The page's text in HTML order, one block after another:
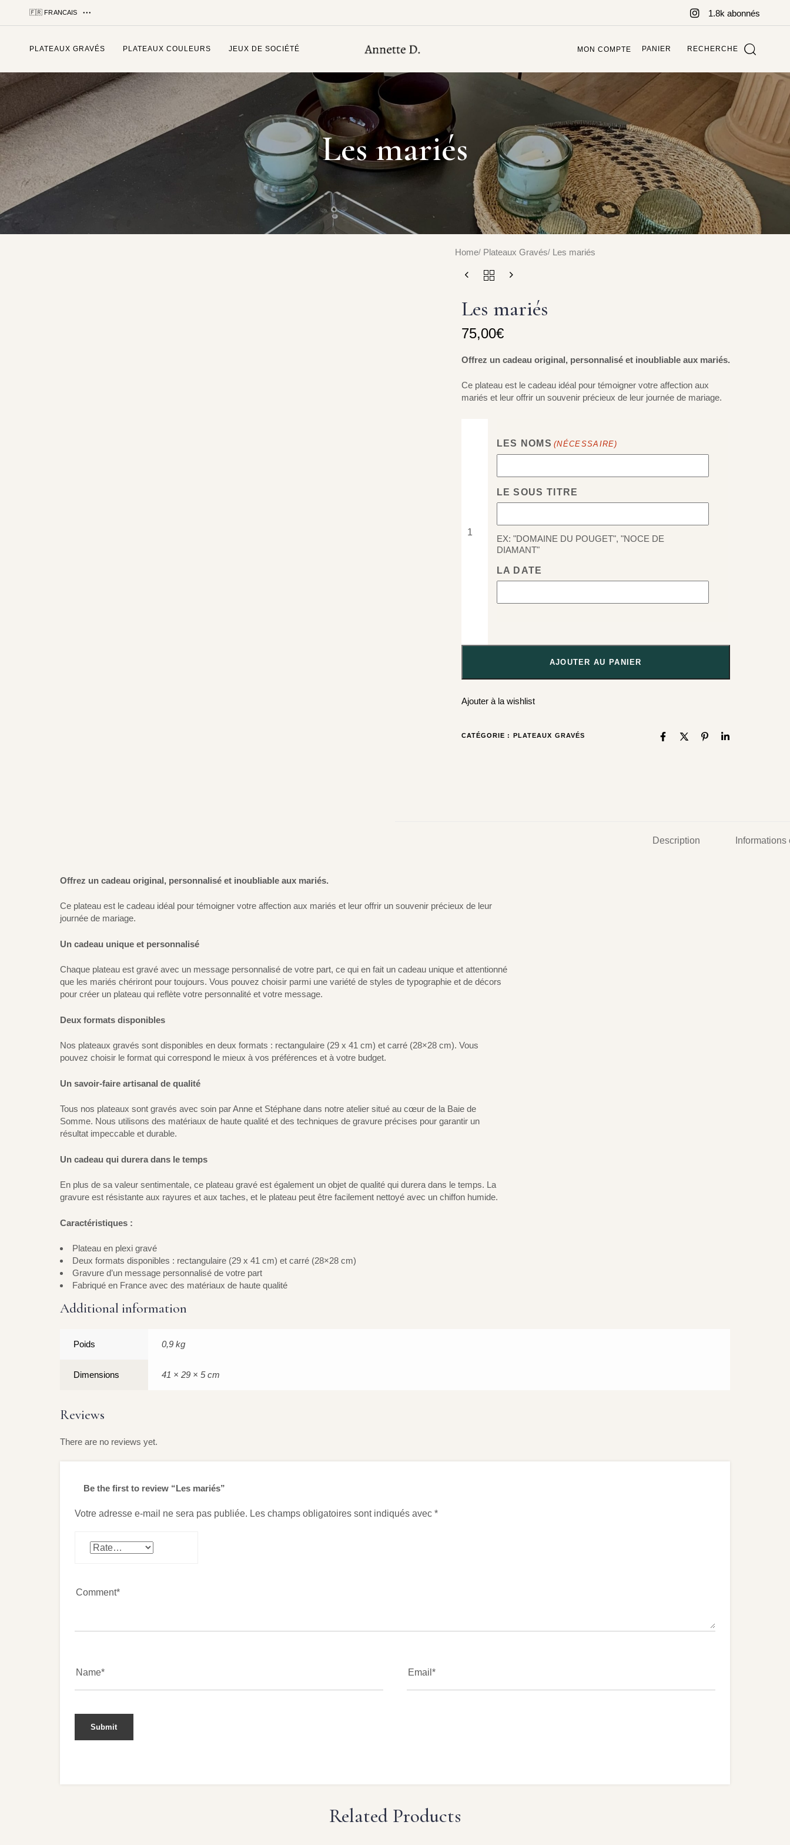
🇫🇷 FRANCAIS 1.8k abonnés
PLATEAUX GRAVÉS PLATEAUX COULEURS JEUX DE SOCIÉTÉ MON COMPTE PANIER RECHERCHE
Tapez et appuyez sur entrée
Les mariés
Home Plateaux Gravés Les mariés
Les mariés
75,00€
Offrez un cadeau original, personnalisé et inoubliable aux mariés.
Ce plateau est le cadeau idéal pour témoigner votre affection aux
mariés et leur offrir un souvenir précieux de leur journée de mariage.
LES NOMS (NÉCESSAIRE)
LE SOUS TITRE
EX: "DOMAINE DU POUGET", "NOCE DE
DIAMANT"
LA DATE
AJOUTER AU PANIER
Ajouter à la wishlist
CATÉGORIE : PLATEAUX GRAVÉS
Description
Offrez un cadeau original, personnalisé et inoubliable aux mariés.
Ce plateau est le cadeau idéal pour témoigner votre affection aux mariés et leur offrir un souvenir précieux de leur
journée de mariage.
Un cadeau unique et personnalisé
Chaque plateau est gravé avec un message personnalisé de votre part, ce qui en fait un cadeau unique et attentionné
que les mariés chériront pour toujours. Vous pouvez choisir parmi une variété de styles de typographie et de décors
pour créer un plateau qui reflète votre personnalité et votre message.
Deux formats disponibles
Nos plateaux gravés sont disponibles en deux formats : rectangulaire (29 x 41 cm) et carré (28×28 cm). Vous
pouvez choisir le format qui correspond le mieux à vos préférences et à votre budget.
Un savoir-faire artisanal de qualité
Tous nos plateaux sont gravés avec soin par Anne et Stéphane dans notre atelier situé au cœur de la Baie de
Somme. Nous utilisons des matériaux de haute qualité et des techniques de gravure précises pour garantir un
résultat impeccable et durable.
Un cadeau qui durera dans le temps
En plus de sa valeur sentimentale, ce plateau gravé est également un objet de qualité qui durera dans le temps. La
gravure est résistante aux rayures et aux taches, et le plateau peut être facilement nettoyé avec un chiffon humide.
Caractéristiques :
Plateau en plexi gravé
Deux formats disponibles : rectangulaire (29 x 41 cm) et carré (28×28 cm)
Gravure d’un message personnalisé de votre part
Fabriqué en France avec des matériaux de haute qualité
Additional information
Poids 0,9 kg
Dimensions 41 × 29 × 5 cm
Reviews
There are no reviews yet.
Be the first to review “Les mariés”
Votre adresse e-mail ne sera pas publiée. Les champs obligatoires sont indiqués avec *
Related Products